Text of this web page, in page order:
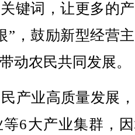
键词，让更多的
”，鼓励新型经营
动农民共同发展。
业高质量发展
6大产业集群，